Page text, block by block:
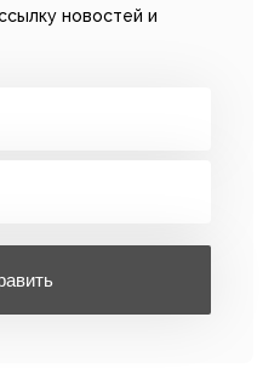
новостей и